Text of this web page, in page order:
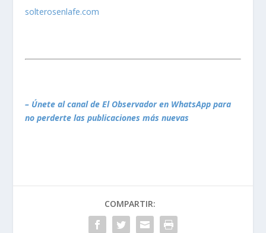
solterosenlafe.com
– Únete al canal de El Observador en WhatsApp para
no perderte las publicaciones más nuevas
COMPARTIR: